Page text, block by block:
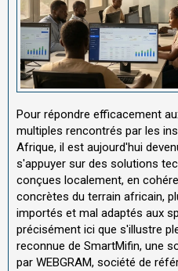
Pour répondre efficacement
multiples rencontrés par les
Afrique, il est aujourd'hui
s'appuyer sur des solutions
conçues localement, en
concrètes du terrain africain,
importés et mal adaptés aux
précisément ici que s'illustre
reconnue de SmartMifin, une
par WEBGRAM, société de